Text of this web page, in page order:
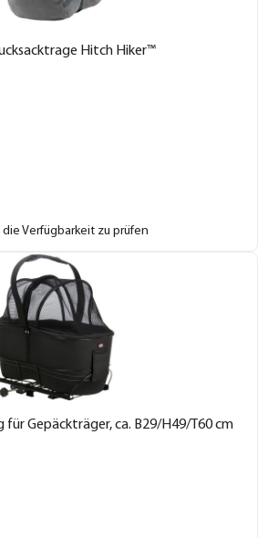
Hitch Hiker™
die Verfügbarkeit zu prüfen
für Gepäckträger, ca. B29/H49/T60 cm